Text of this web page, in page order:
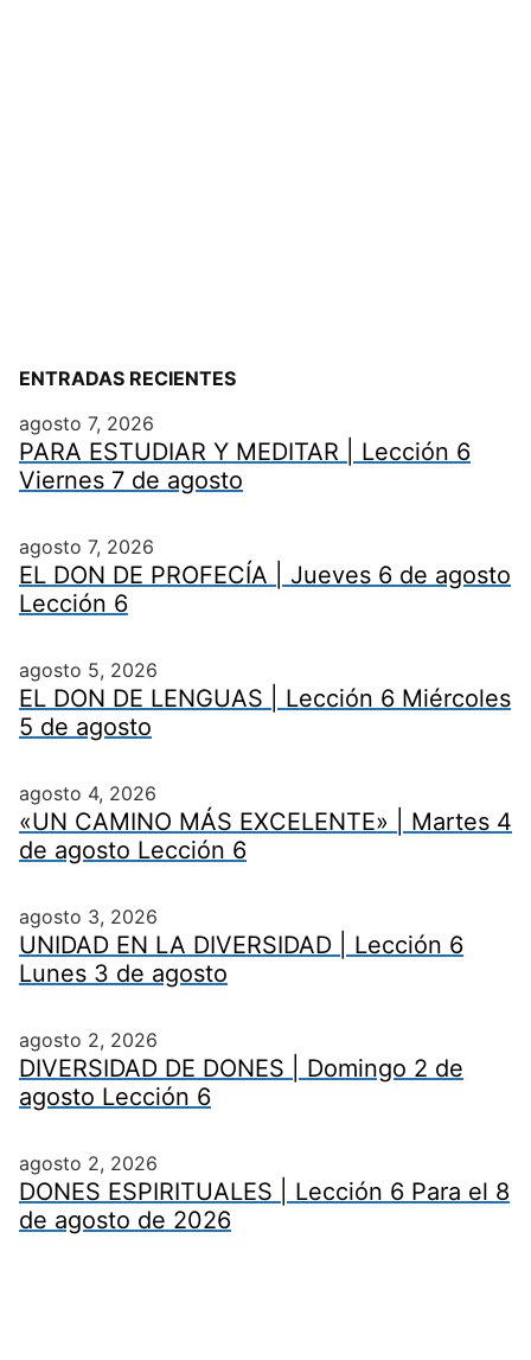
ENTRADAS RECIENTES
agosto 7, 2026
PARA ESTUDIAR Y MEDITAR | Lección 6
Viernes 7 de agosto
agosto 7, 2026
EL DON DE PROFECÍA | Jueves 6 de agosto
Lección 6
agosto 5, 2026
EL DON DE LENGUAS | Lección 6 Miércoles
5 de agosto
agosto 4, 2026
«UN CAMINO MÁS EXCELENTE» | Martes 4
de agosto Lección 6
agosto 3, 2026
UNIDAD EN LA DIVERSIDAD | Lección 6
Lunes 3 de agosto
agosto 2, 2026
DIVERSIDAD DE DONES | Domingo 2 de
agosto Lección 6
agosto 2, 2026
DONES ESPIRITUALES | Lección 6 Para el 8
de agosto de 2026